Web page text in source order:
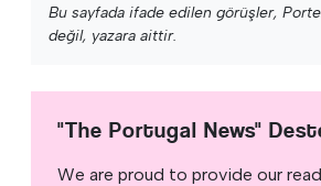
Bu sayfada ifade edilen görüşler,
değil, yazara aittir.
"The Portugal News"
We are proud to provide our